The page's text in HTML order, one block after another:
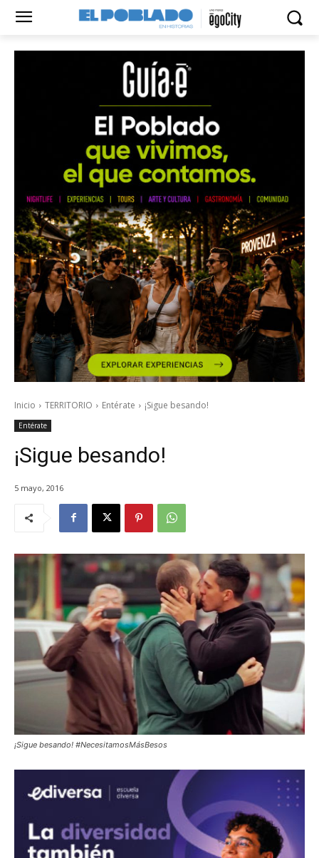
Inicio TERRITORIO Entérate ¡Sigue besando!
Entérate
¡Sigue besando!
5 mayo, 2016
¡Sigue besando! #NecesitamosMásBesos